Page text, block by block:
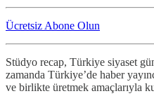
Ücretsiz Abone Olun
Stüdyo recap, Türkiye siyaset
zamanda Türkiye’de haber
ve birlikte üretmek amaçlarıyla